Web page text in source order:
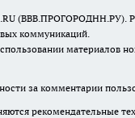
(ВВВ.ПРОГОРОДНН.РУ).
коммуникаций.
материалов
за комментарии
рекомендательные